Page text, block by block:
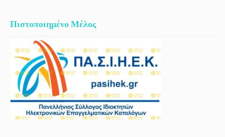
Πιστοποιημένο Μέλος